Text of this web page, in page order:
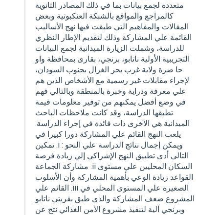
متعددة لجمع بيانات بما في ذلك المصادر الثانوية
كالمراجع والمواقع بالشبكة العنكبوتية وبعض
المقالات والمفاهيم التي طبقت فيها نهج الأساليب
القائمة علي المشاركة وذلك لتقديم الإطار النظري
للدراسة، وشملت الزيارة الميدانية لجمع البيانات
التجريبية الأولية ناتابو، برنجي، بقارى بمحافظة واو
حا ضرة ولاية غرب بحر الغزال بجنوب السودان،
لإجراء مقابلات غير رسمية مع الأشخاص الذين هم
علي معرفة ودراية وخبرة بالمنطقة وبالتالي فهم
في وضع أفضل يمكنهم من توفير معلومات قيمة
تطبقها الدراسة، وقد كانت ملاحظات الباحث
الميدانية هي الآخرى ذات فائدة في إجراء الدراسة.
يلعب النهج القائم علي المشاركة دورا كبيرا في
تمكين .i : ويمكن إجمال نتائج الدراسة علي النحو
التالي أدى تطبيق النهج الإشراكي إلي زيادة فرصة
مشاركة الجماعة .ii السكان المحليين علي مستوى
القواعد زيادة الوعي بأهمية المشاركة وأن الأسلوب
القائم علي .iii الصغيرة علي المستوى المحلي في
المشروع ضعف المشاركة والذي طبق بقريتي ناتابو
وبرنجي آلية لتنفيذ مشروع الأمن الغذائي نتج عن